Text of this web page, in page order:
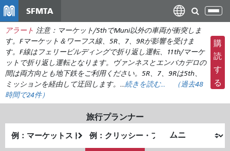
ン
コ
ン
テ
に
移
SFMTA
ナ
ゲ
ー
シ
ョ
ン
の
り
替
アラート 注意：マーケット/5thでMuni以外の車両が衝突しま
す。Fマーケット＆ワーフス線、5R、7、9Rが影響を受けま
す。F線はフェリービルディングで折り返し運転、11th/マーケ
ットで折り返し運転となります。ヴァンネスとエンバカデロの
間は両方向とも地下鉄をご利用ください。5R、7、9Rは5th、
ミッションを経由して迂回します。...続きを読む... （過去48
時間で24件）
購
読
す
る
旅行プランナー
発
了